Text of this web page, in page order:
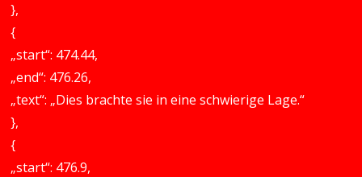
},
{
„start“: 474.44,
„end“: 476.26,
„text“: „Dies brachte sie in eine schwierige Lage.“
},
{
„start“: 476.9,